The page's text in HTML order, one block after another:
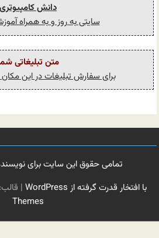
دانش کامپیوتری
سایتی به روز و به همراه
متن تبلیغاتی
برای سفارش تبلیغات در این مکان
تمامی حقوق این سایت برای
با افتخار قدرت گرفته از WordPress
| قالب: SuperMag توسط
Themes